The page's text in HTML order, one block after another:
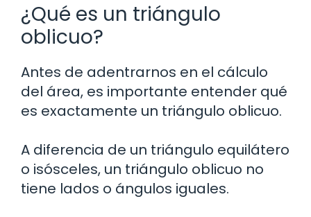
¿Qué es un triángulo
oblicuo?
Antes de adentrarnos en el cálculo
del área, es importante entender qué
es exactamente un triángulo oblicuo.
A diferencia de un triángulo equilátero
o isósceles, un triángulo oblicuo no
tiene lados o ángulos iguales.